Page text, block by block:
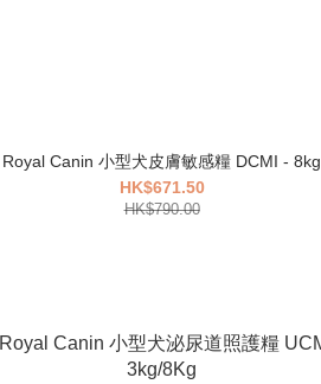
Royal Canin 小型犬皮膚敏感糧 DCMI - 8kg
HK$671.50
HK$790.00